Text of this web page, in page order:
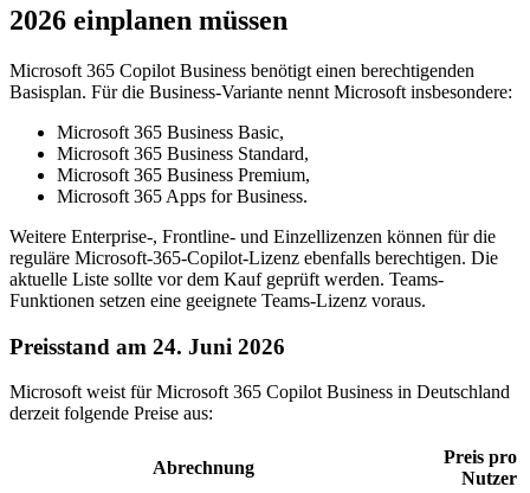
2026 einplanen müssen
Microsoft 365 Copilot Business benötigt einen berechtigenden
Basisplan. Für die Business-Variante nennt Microsoft insbesondere:
Microsoft 365 Business Basic,
Microsoft 365 Business Standard,
Microsoft 365 Business Premium,
Microsoft 365 Apps for Business.
Weitere Enterprise-, Frontline- und Einzellizenzen können für die
reguläre Microsoft-365-Copilot-Lizenz ebenfalls berechtigen. Die
aktuelle Liste sollte vor dem Kauf geprüft werden. Teams-
Funktionen setzen eine geeignete Teams-Lizenz voraus.
Preisstand am 24. Juni 2026
Microsoft weist für Microsoft 365 Copilot Business in Deutschland
derzeit folgende Preise aus:
Abrechnung
Preis pro
Nutzer